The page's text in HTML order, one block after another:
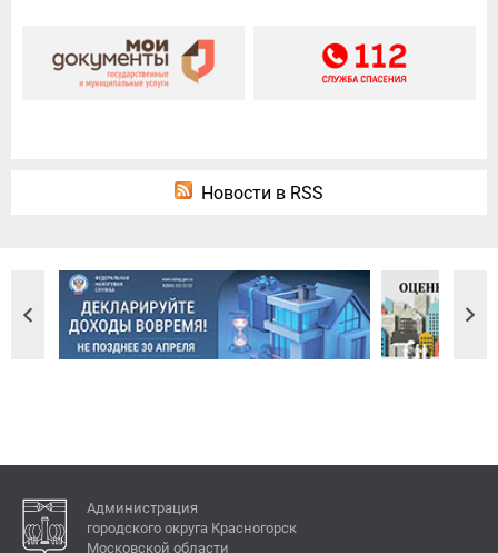
Новости в RSS
Администрация
городского округа Красногорск
Московской области